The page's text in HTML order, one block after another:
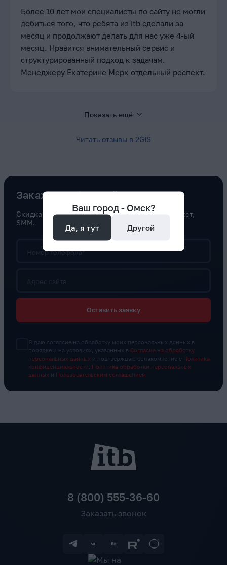
Более 10 лет мои специалисты по сайту не могли
добиться того, что ребята из itb сделали за
месяц и продолжают делать для нас уже 4-ый
месяц. Нравится внимательный сервис и
структурированный подход к задачам.
Менеджеру Екатерине Мерк отдельный респект.
Показать ещё
Читать отзывы в 2GIS
Закажите обратный звонок
Скидка 20% на услуги маркетинга: SEO, контекст,
SMM.
Номер телефона*
Оставить заявку
Я даю согласие на обработку моих персональных данных в
порядке и на условиях, указанных в Согласие на обработку
персональных данных и подтверждаю ознакомление с Политика
конфиденциальности
Политика обработки персональных
данных и Пользовательским соглашением
8 (800) 555-36-60
Заказать звонок
Ваш город - Омск?
Да, я тут Другой